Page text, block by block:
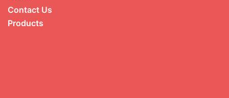
Contact Us
Products